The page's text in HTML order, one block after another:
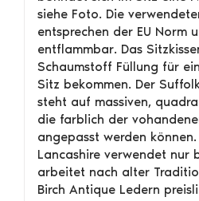
siehe Foto. Die
entsprechen der EU Norm
entflammbar. Das
Schaumstoff Füllung für
Sitz bekommen. Der
steht auf massiven,
die farblich der
angepasst werden können.
Lancashire verwendet nur
arbeitet nach alter
Birch Antique Ledern